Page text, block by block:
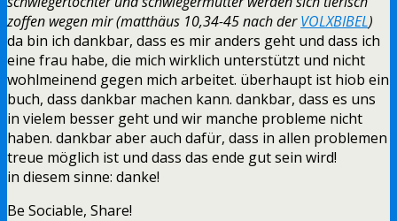
zoffen wegen mir (matthäus 10,34-45 nach derVOLXBIBEL)
da bin ich dankbar, dass es mir anders geht und dass ich
eine frau habe, die mich wirklich unterstützt und nicht
wohlmeinend gegen mich arbeitet. überhaupt ist hiob ein
buch, dass dankbar machen kann. dankbar, dass es uns
in vielem besser geht und wir manche probleme nicht
haben. dankbar aber auch dafür, dass in allen problemen
treue möglich ist und dass das ende gut sein wird!
in diesem sinne: danke!
Be Sociable, Share!